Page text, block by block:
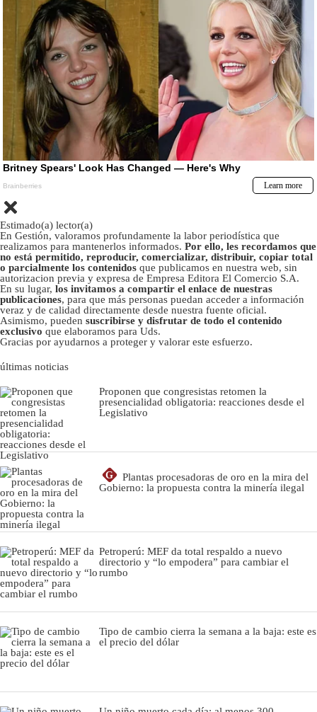
Estimado(a) lector(a)
En Gestión, valoramos profundamente la labor periodística que
realizamos para mantenerlos informados. Por ello, les recordamos que
no está permitido, reproducir, comercializar, distribuir, copiar total
o parcialmente los contenidos que publicamos en nuestra web, sin
autorizacion previa y expresa de Empresa Editora El Comercio S.A.
En su lugar, los invitamos a compartir el enlace de nuestras
publicaciones, para que más personas puedan acceder a información
veraz y de calidad directamente desde nuestra fuente oficial.
Asimismo, pueden suscribirse y disfrutar de todo el contenido
exclusivo que elaboramos para Uds.
Gracias por ayudarnos a proteger y valorar este esfuerzo.
últimas noticias
Proponen que congresistas retomen la
presencialidad obligatoria: reacciones desde el
Legislativo
G
Plantas procesadoras de oro en la mira del
Gobierno: la propuesta contra la minería ilegal
Petroperú: MEF da total respaldo a nuevo
directorio y “lo empodera” para cambiar el
rumbo
Tipo de cambio cierra la semana a la baja: este es
el precio del dólar